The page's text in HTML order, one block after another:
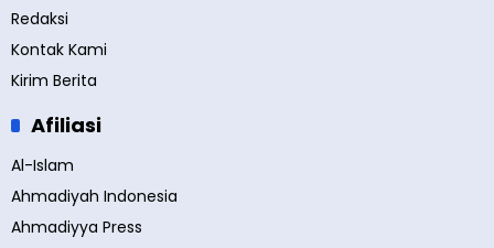
Redaksi
Kontak Kami
Kirim Berita
Afiliasi
Al-Islam
Ahmadiyah Indonesia
Ahmadiyya Press